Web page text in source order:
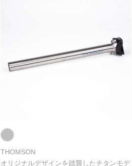
THOMSON
オリジナルデザインを踏襲したチタンモデ